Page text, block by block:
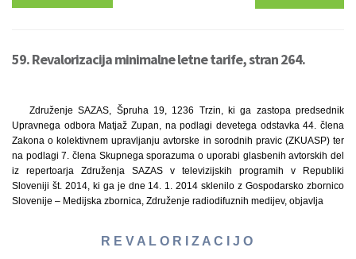
59. Revalorizacija minimalne letne tarife, stran 264.
Združenje SAZAS, Špruha 19, 1236 Trzin, ki ga zastopa predsednik
Upravnega odbora Matjaž Zupan, na podlagi devetega odstavka 44. člena
Zakona o kolektivnem upravljanju avtorske in sorodnih pravic (ZKUASP) ter
na podlagi 7. člena Skupnega sporazuma o uporabi glasbenih avtorskih del
iz repertoarja Združenja SAZAS v televizijskih programih v Republiki
Sloveniji št. 2014, ki ga je dne 14. 1. 2014 sklenilo z Gospodarsko zbornico
Slovenije – Medijska zbornica, Združenje radiodifuznih medijev, objavlja
R E V A L O R I Z A C I J O